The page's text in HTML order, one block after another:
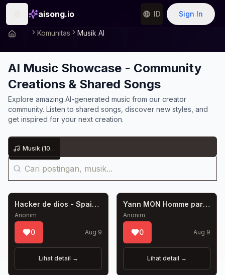
aisong.io ID Sign In
Komunitas Musik AI
AI Music Showcase - Community
Creations & Shared Songs
Explore amazing AI-generated music from our creator
community. Listen to shared songs, discover new styles, and
get inspired for your next creation.
Musik(1030
Hacker de dios - Spain Again
Anonim
0 Aug 9
Lihat detail →
Yann MON Homme parfait
Anonim
0 Aug 9
Lihat detail →